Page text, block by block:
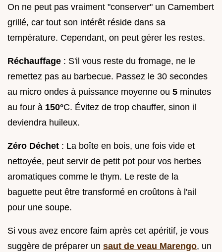
On ne peut pas vraiment "conserver" un Camembert
grillé, car tout son intérêt réside dans sa
température. Cependant, on peut gérer les restes.
Réchauffage : S'il vous reste du fromage, ne le
remettez pas au barbecue. Passez le 30 secondes
au micro ondes à puissance moyenne ou 5 minutes
au four à 150°C. Évitez de trop chauffer, sinon il
deviendra huileux.
Zéro Déchet : La boîte en bois, une fois vide et
nettoyée, peut servir de petit pot pour vos herbes
aromatiques comme le thym. Le reste de la
baguette peut être transformé en croûtons à l'ail
pour une soupe.
Si vous avez encore faim après cet apéritif, je vous
suggère de préparer un saut de veau Marengo, un